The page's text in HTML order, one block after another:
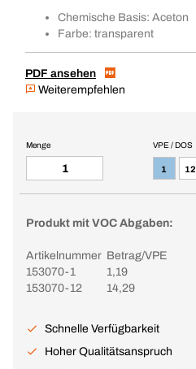
Chemische Basis: Aceton
Farbe: transparent
PDF ansehen
Weiterempfehlen
VPE / DOS
1 12
Menge
Produkt mit VOC Abgaben:
Artikelnummer Betrag/VPE
153070-1
1,19
153070-12
14,29
Schnelle Verfügbarkeit
Hoher Qualitätsanspruch